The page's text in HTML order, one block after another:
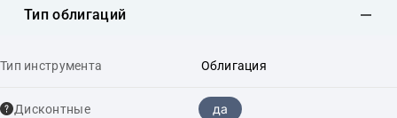
Тип облигаций
Тип инструмента Облигация
Дисконтные да